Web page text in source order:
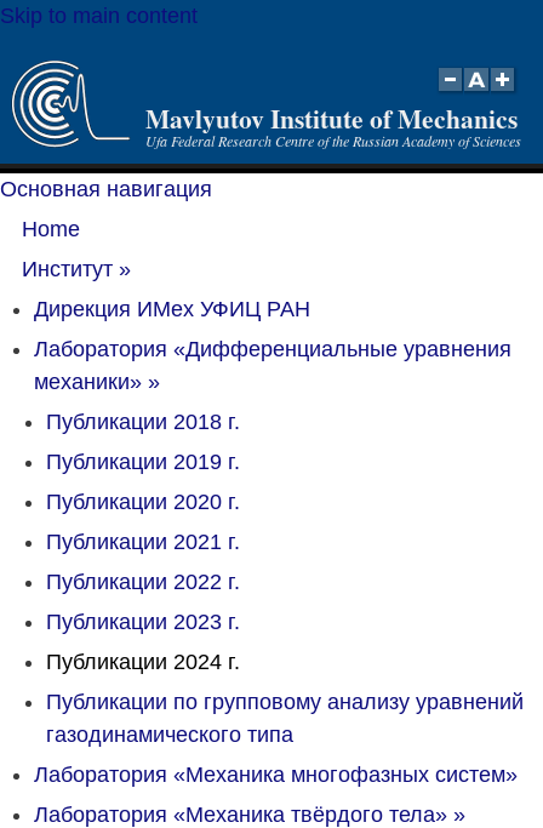
Skip to main content
Mavlyutov Institute of Mechanics
Ufa Federal Research Centre of the Russian Academy of Sciences
Основная навигация
Home
Институт »
Дирекция ИМех УФИЦ РАН
Лаборатория «Дифференциальные уравнения
механики» »
Публикации 2018 г.
Публикации 2019 г.
Публикации 2020 г.
Публикации 2021 г.
Публикации 2022 г.
Публикации 2023 г.
Публикации 2024 г.
Публикации по групповому анализу уравнений
газодинамического типа
Лаборатория «Механика многофазных систем»
Лаборатория «Механика твёрдого тела» »